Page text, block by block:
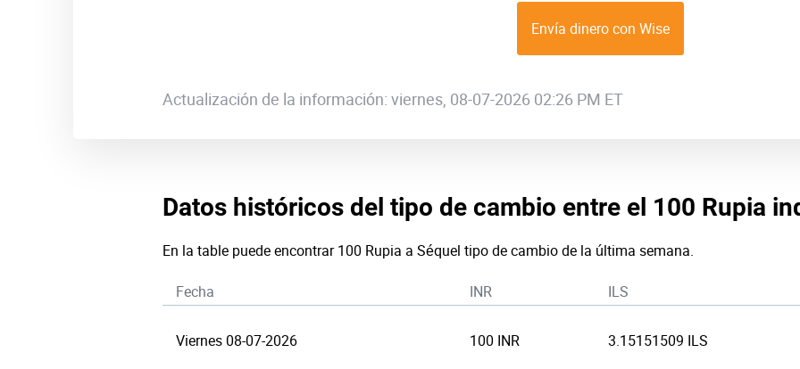
Envía dinero con Wise
Actualización de la información: viernes, 08-07-2026 02:26 PM ET
Datos históricos del tipo de cambio entre el 100 Rupia
En la table puede encontrar 100 Rupia a Séquel tipo de cambio de la última semana.
Fecha INR ILS
Viernes 08-07-2026 100 INR 3.15151509 ILS